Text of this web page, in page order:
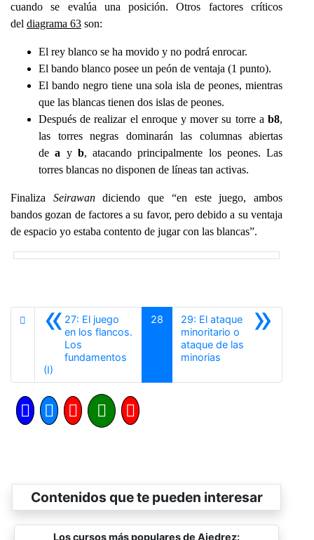
cuando se evalúa una posición. Otros factores críticos
del diagrama 63 son:
El rey blanco se ha movido y no podrá enrocar.
El bando blanco posee un peón de ventaja (1 punto).
El bando negro tiene una sola isla de peones, mientras
que las blancas tienen dos islas de peones.
Después de realizar el enroque y mover su torre a b8,
las torres negras dominarán las columnas abiertas
dea y b, atacando principalmente los peones. Las
torres blancas no disponen de líneas tan activas.
Finaliza Seirawandiciendo que “en este juego, ambos
bandos gozan de factores a su favor, pero debido a su ventaja
de espacio yo estaba contento de jugar con las blancas”.
«27: El juego
en los flancos.
Los
fundamentos
(I)
28 »
29: El ataque
minoritario o
ataque de las
minoriasSiguiente
Contenidos que te pueden interesar
Los cursos más populares de Ajedrez: